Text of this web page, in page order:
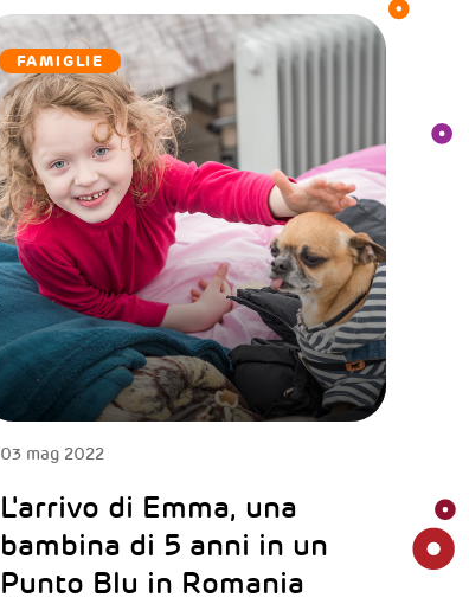
FAMIGLIE
03 mag 2022
L'arrivo di Emma, una
bambina di 5 anni in un
Punto Blu in Romania